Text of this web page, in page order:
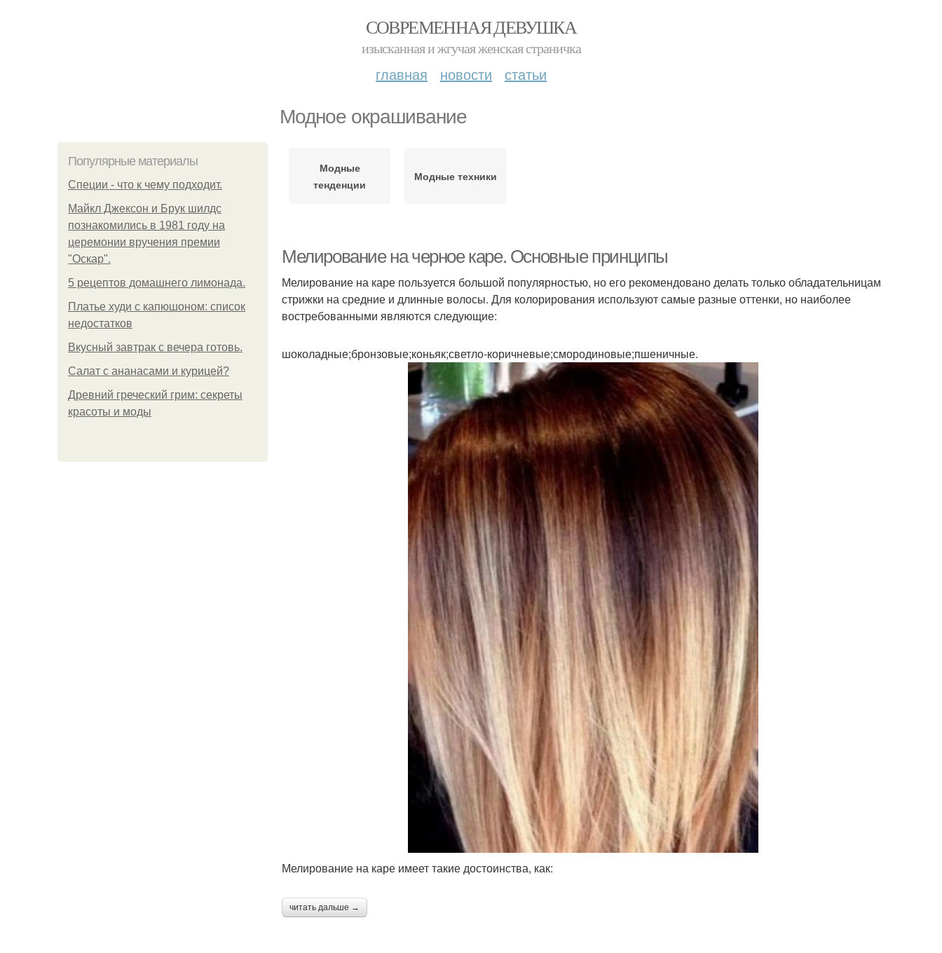
СОВРЕМЕННАЯ ДЕВУШКА
изысканная и жгучая женская страничка
главная новости статьи
Модное окрашивание
Популярные материалы
Специи - что к чему подходит.
Майкл Джексон и Брук шилдс
познакомились в 1981 году на
церемонии вручения премии
"Оскар".
5 рецептов домашнего лимонада.
Платье худи с капюшоном: список
недостатков
Вкусный завтрак с вечера готовь.
Салат с ананасами и курицей?
Древний греческий грим: секреты
красоты и моды
Модные
тенденции
Модные техники
Мелирование на черное каре. Основные принципы
Мелирование на каре пользуется большой популярностью, но его рекомендовано делать только обладательницам
стрижки на средние и длинные волосы. Для колорирования используют самые разные оттенки, но наиболее
востребованными являются следующие:
шоколадные;бронзовые;коньяк;светло-коричневые;смородиновые;пшеничные.
Мелирование на каре имеет такие достоинства, как:
читать дальше →